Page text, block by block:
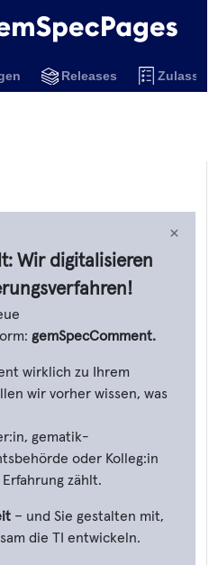
Releases
×
Wir digitalisieren
gemSpecComment.
wirklich zu Ihrem
wir vorher wissen, was
gematik-
oder Kolleg:in
zählt.
– und Sie gestalten mit,
die TI entwickeln.